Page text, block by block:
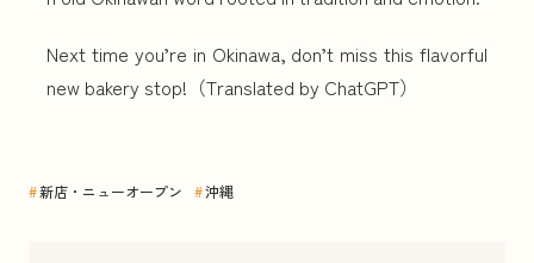
Next time you’re in Okinawa, don’t miss this flavorful
new bakery stop!（Translated by ChatGPT）
#新店・ニューオープン #沖縄